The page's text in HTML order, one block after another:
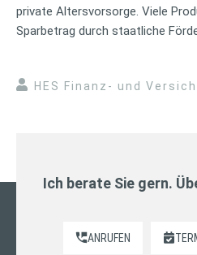
private Altersvorsorge. Viele
Sparbetrag durch staatliche
HES Finanz- und
Ich berate Sie gern.
ANRUFEN